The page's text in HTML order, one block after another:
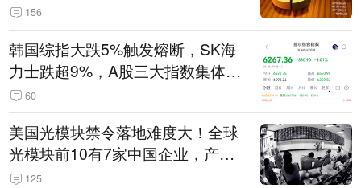
156
韩国综指大跌5%触发熔断，SK海
力士跌超9%，A股三大指数集体低
开 60
美国光模块禁令落地难度大！全球
光模块前10有7家中国企业，产业
界人士：想“脱钩”并不容易
125